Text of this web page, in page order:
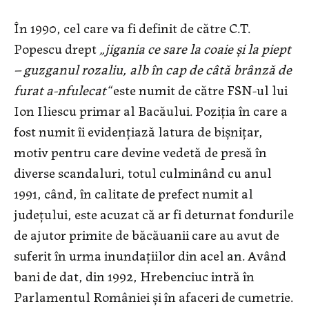
În 1990, cel care va fi definit de către C.T.
Popescu drept„jigania ce sare la coaie și la piept
– guzganul rozaliu, alb în cap de câtă brânză de
furat a-nfulecat“este numit de către FSN-ul lui
Ion Iliescu primar al Bacăului. Poziția în care a
fost numit îi evidențiază latura de bișnițar,
motiv pentru care devine vedetă de presă în
diverse scandaluri, totul culminând cu anul
1991, când, în calitate de prefect numit al
județului, este acuzat că ar fi deturnat fondurile
de ajutor primite de băcăuanii care au avut de
suferit în urma inundațiilor din acel an. Având
bani de dat, din 1992, Hrebenciuc intră în
Parlamentul României și în afaceri de cumetrie.